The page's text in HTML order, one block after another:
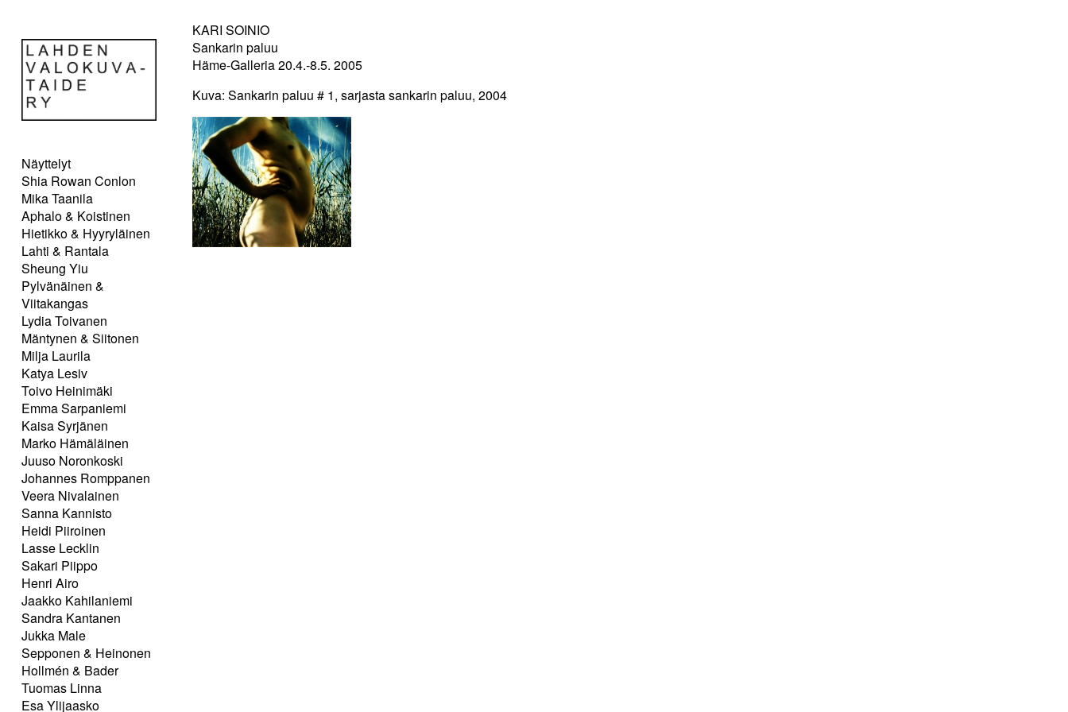
Näyttelyt
Shia Rowan Conlon
Mika Taanila
Aphalo & Koistinen
Hietikko & Hyyryläinen
Lahti & Rantala
Sheung Yiu
Pylvänäinen &
Viitakangas
Lydia Toivanen
Mäntynen & Siitonen
Milja Laurila
Katya Lesiv
Toivo Heinimäki
Emma Sarpaniemi
Kaisa Syrjänen
Marko Hämäläinen
Juuso Noronkoski
Johannes Romppanen
Veera Nivalainen
Sanna Kannisto
Heidi Piiroinen
Lasse Lecklin
Sakari Piippo
Henri Airo
Jaakko Kahilaniemi
Sandra Kantanen
Jukka Male
Sepponen & Heinonen
Hollmén & Bader
Tuomas Linna
Esa Ylijaasko
KARI SOINIO
Sankarin paluu
Häme-Galleria 20.4.-8.5. 2005
Kuva: Sankarin paluu # 1, sarjasta sankarin paluu, 2004